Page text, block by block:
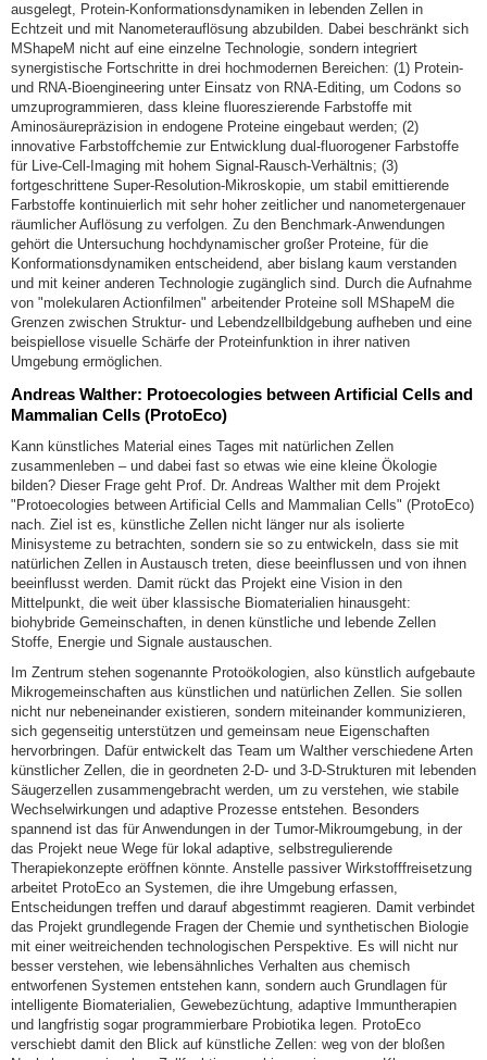
ausgelegt, Protein-Konformationsdynamiken in lebenden Zellen in
Echtzeit und mit Nanometerauflösung abzubilden. Dabei beschränkt sich
MShapeM nicht auf eine einzelne Technologie, sondern integriert
synergistische Fortschritte in drei hochmodernen Bereichen: (1) Protein-
und RNA-Bioengineering unter Einsatz von RNA-Editing, um Codons so
umzuprogrammieren, dass kleine fluoreszierende Farbstoffe mit
Aminosäurepräzision in endogene Proteine eingebaut werden; (2)
innovative Farbstoffchemie zur Entwicklung dual-fluorogener Farbstoffe
für Live-Cell-Imaging mit hohem Signal-Rausch-Verhältnis; (3)
fortgeschrittene Super-Resolution-Mikroskopie, um stabil emittierende
Farbstoffe kontinuierlich mit sehr hoher zeitlicher und nanometergenauer
räumlicher Auflösung zu verfolgen. Zu den Benchmark-Anwendungen
gehört die Untersuchung hochdynamischer großer Proteine, für die
Konformationsdynamiken entscheidend, aber bislang kaum verstanden
und mit keiner anderen Technologie zugänglich sind. Durch die Aufnahme
von "molekularen Actionfilmen" arbeitender Proteine soll MShapeM die
Grenzen zwischen Struktur- und Lebendzellbildgebung aufheben und eine
beispiellose visuelle Schärfe der Proteinfunktion in ihrer nativen
Umgebung ermöglichen.
Andreas Walther: Protoecologies between Artificial Cells and
Mammalian Cells (ProtoEco)
Kann künstliches Material eines Tages mit natürlichen Zellen
zusammenleben – und dabei fast so etwas wie eine kleine Ökologie
bilden? Dieser Frage geht Prof. Dr. Andreas Walther mit dem Projekt
"Protoecologies between Artificial Cells and Mammalian Cells" (ProtoEco)
nach. Ziel ist es, künstliche Zellen nicht länger nur als isolierte
Minisysteme zu betrachten, sondern sie so zu entwickeln, dass sie mit
natürlichen Zellen in Austausch treten, diese beeinflussen und von ihnen
beeinflusst werden. Damit rückt das Projekt eine Vision in den
Mittelpunkt, die weit über klassische Biomaterialien hinausgeht:
biohybride Gemeinschaften, in denen künstliche und lebende Zellen
Stoffe, Energie und Signale austauschen.
Im Zentrum stehen sogenannte Protoökologien, also künstlich aufgebaute
Mikrogemeinschaften aus künstlichen und natürlichen Zellen. Sie sollen
nicht nur nebeneinander existieren, sondern miteinander kommunizieren,
sich gegenseitig unterstützen und gemeinsam neue Eigenschaften
hervorbringen. Dafür entwickelt das Team um Walther verschiedene Arten
künstlicher Zellen, die in geordneten 2-D- und 3-D-Strukturen mit lebenden
Säugerzellen zusammengebracht werden, um zu verstehen, wie stabile
Wechselwirkungen und adaptive Prozesse entstehen. Besonders
spannend ist das für Anwendungen in der Tumor-Mikroumgebung, in der
das Projekt neue Wege für lokal adaptive, selbstregulierende
Therapiekonzepte eröffnen könnte. Anstelle passiver Wirkstofffreisetzung
arbeitet ProtoEco an Systemen, die ihre Umgebung erfassen,
Entscheidungen treffen und darauf abgestimmt reagieren. Damit verbindet
das Projekt grundlegende Fragen der Chemie und synthetischen Biologie
mit einer weitreichenden technologischen Perspektive. Es will nicht nur
besser verstehen, wie lebensähnliches Verhalten aus chemisch
entworfenen Systemen entstehen kann, sondern auch Grundlagen für
intelligente Biomaterialien, Gewebezüchtung, adaptive Immuntherapien
und langfristig sogar programmierbare Probiotika legen. ProtoEco
verschiebt damit den Blick auf künstliche Zellen: weg von der bloßen